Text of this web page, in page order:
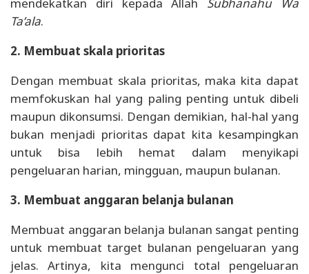
Ta’ala.
2. Membuat skala prioritas
Dengan membuat skala prioritas, maka kita dapat
memfokuskan hal yang paling penting untuk dibeli
maupun dikonsumsi. Dengan demikian, hal-hal yang
bukan menjadi prioritas dapat kita kesampingkan
untuk bisa lebih hemat dalam menyikapi
pengeluaran harian, mingguan, maupun bulanan.
3. Membuat anggaran belanja bulanan
Membuat anggaran belanja bulanan sangat penting
untuk membuat target bulanan pengeluaran yang
jelas. Artinya, kita mengunci total pengeluaran